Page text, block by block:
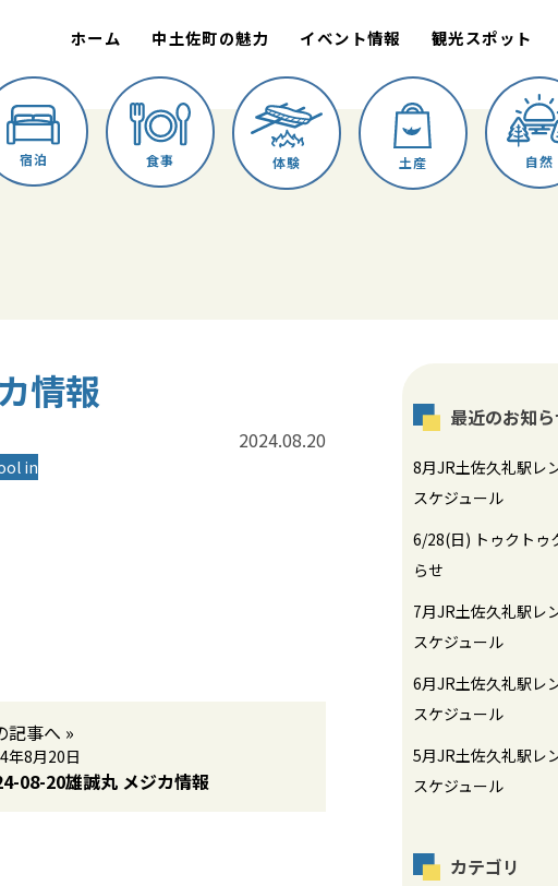
ホーム 中土佐町の魅力 イベント情報 観光スポット
宿泊 食事 体験 土産 自然
情報
in
2024.08.20
記事へ »
年8月20日
08-20雄誠丸 メジカ情報
最近のお知
8月JR土佐久礼駅レ
スケジュール
6/28(日) トゥクトゥ
らせ
7月JR土佐久礼駅レ
スケジュール
6月JR土佐久礼駅レ
スケジュール
5月JR土佐久礼駅レ
スケジュール
カテゴリ